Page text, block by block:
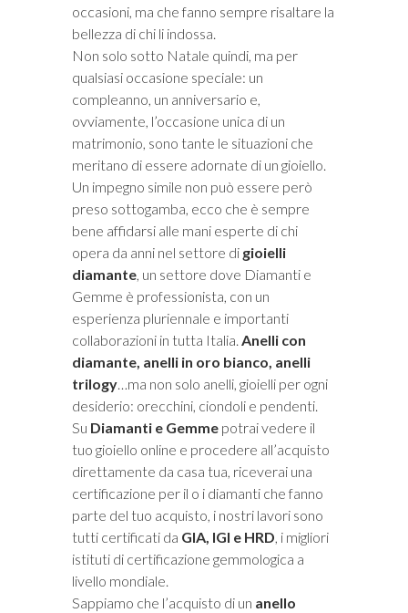
occasioni, ma che fanno sempre risaltare la
bellezza di chi li indossa.
Non solo sotto Natale quindi, ma per
qualsiasi occasione speciale: un
compleanno, un anniversario e,
ovviamente, l’occasione unica di un
matrimonio, sono tante le situazioni che
meritano di essere adornate di un gioiello.
Un impegno simile non può essere però
preso sottogamba, ecco che è sempre
bene affidarsi alle mani esperte di chi
opera da anni nel settore di gioielli
diamante, un settore dove Diamanti e
Gemme è professionista, con un
esperienza pluriennale e importanti
collaborazioni in tutta Italia. Anelli con
diamante, anelli in oro bianco, anelli
trilogy…ma non solo anelli, gioielli per ogni
desiderio: orecchini, ciondoli e pendenti.
Su Diamanti e Gemme potrai vedere il
tuo gioiello online e procedere all’acquisto
direttamente da casa tua, riceverai una
certificazione per il o i diamanti che fanno
parte del tuo acquisto, i nostri lavori sono
tutti certificati da GIA, IGI e HRD, i migliori
istituti di certificazione gemmologica a
livello mondiale.
Sappiamo che l’acquisto di un anello